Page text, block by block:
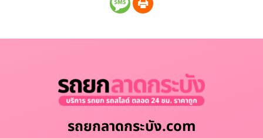
รถยกลาดกระบัง.com